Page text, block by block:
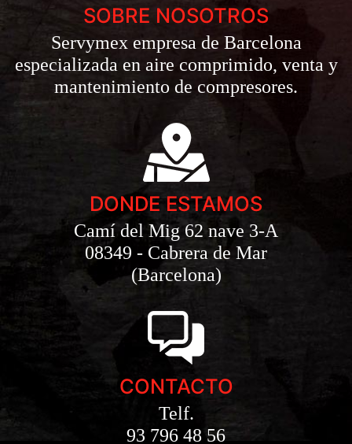
SOBRE NOSOTROS
Servymex empresa de Barcelona
especializada en aire comprimido, venta y
mantenimiento de compresores.
DONDE ESTAMOS
Camí del Mig 62 nave 3-A
08349 - Cabrera de Mar
(Barcelona)
CONTACTO
Telf.
93 796 48 56